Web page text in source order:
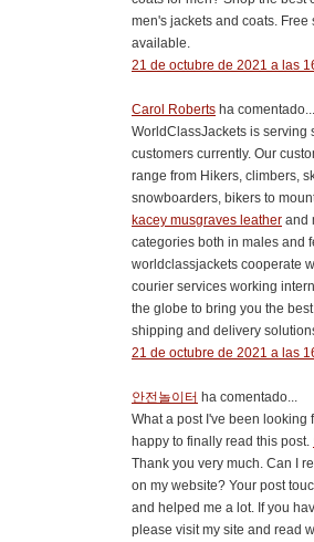
men's jackets and coats. Free
available.
21 de octubre de 2021 a las
Carol Roberts ha comentado...
WorldClassJackets is serving
customers currently. Our
range from Hikers, climbers,
snowboarders, bikers to
kacey musgraves leather and
categories both in males and
worldclassjackets cooperate
courier services working
the globe to bring you the
shipping and delivery
21 de octubre de 2021 a las
안전놀이터 ha comentado...
What a post I've been looking
happy to finally read this post.
Thank you very much. Can I
on my website? Your post
and helped me a lot. If you
please visit my site and read